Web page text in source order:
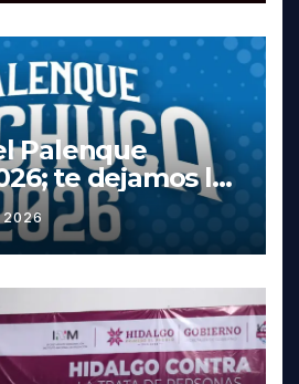
Palenque
te dejamos la
las
precios
2026